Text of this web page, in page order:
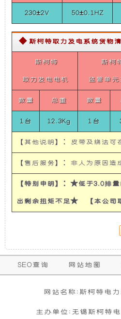
一
个
使
电
机
音
特
F150
应
急
救
援
指
挥
车)
5KW
Belt
Power
System
For
FORD
FT150
230±2V 50±0.1HZ
◆ 斯柯特取力发电系统货物
斯柯特
取力发电电机
斯柯
监管单元
数量 总重 数量
1台 12.3Kg 1台
【其他说明】：皮带及绕法
【售后服务】：非人为原因
【特别申明】：★低于3.0排
出剩余扭矩不足★ 【本公司
购买本公司产品达到规
活动时间 : 从2026年01月
零担运输（运费到付）
所需时间 : 3-4 天 [ 国内 ]
修
SEO查询 网站地图
网站名称:斯柯特电
主办单位:无锡斯柯特